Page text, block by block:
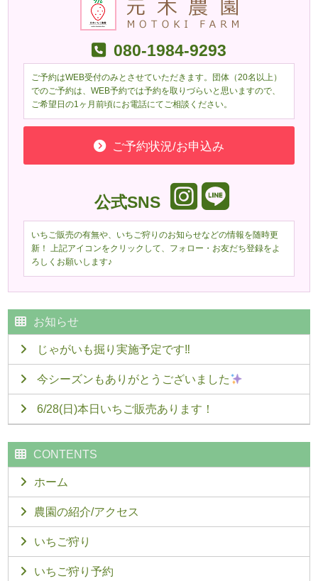
080-1984-9293
ご予約はWEB受付のみとさせていただきます。団体（20名以上）
でのご予約は、WEB予約では予約を取りづらいと思いますので、
ご希望日の1ヶ月前頃にお電話にてご相談ください。
ご予約状況/お申込み
公式SNS
いちご販売の有無や、いちご狩りのお知らせなどの情報を随時更
新！ 上記アイコンをクリックして、フォロー・お友だち登録をよ
ろしくお願いします♪
お知らせ
じゃがいも掘り実施予定です‼︎
今シーズンもありがとうございました
6/28(日)本日いちご販売あります！
CONTENTS
ホーム
農園の紹介/アクセス
いちご狩り
いちご狩り予約